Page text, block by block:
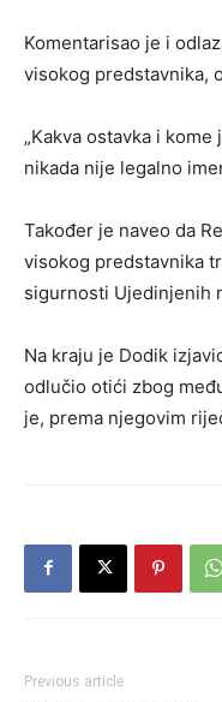
Komentarisao je i
visokog predstavnika,
„Kakva ostavka i
nikada nije legalno
Također je naveo da
visokog predstavnika
sigurnosti Ujedinjenih
Na kraju je Dodik
odlučio otići zbog
je, prema njegovim
Previous article